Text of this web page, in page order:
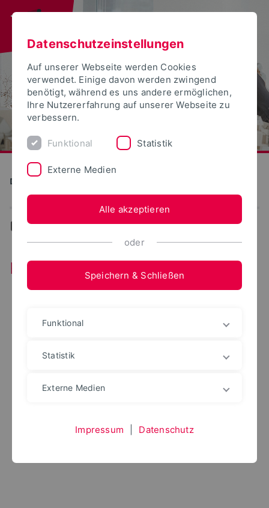
Detmolder Schule für Gestaltung
... Kasse und Finanzen
Kasse und Finanzen
Datenschutzeinstellungen
Auf unserer Webseite werden Cookies
verwendet. Einige davon werden zwingend
benötigt, während es uns andere ermöglichen,
Ihre Nutzererfahrung auf unserer Webseite zu
verbessern.
Funktional Statistik
Externe Medien
Alle akzeptieren
oder
Speichern & Schließen
Funktional
Statistik
Externe Medien
Impressum Datenschutz